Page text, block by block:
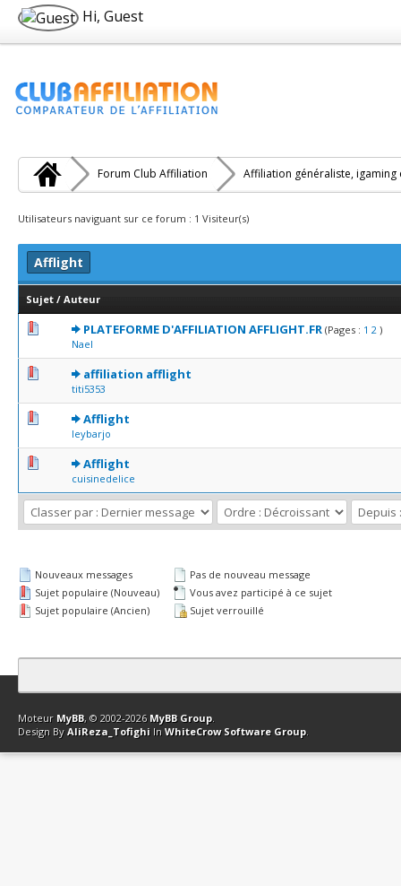
Hi, Guest
Forum Club Affiliation Affiliation généraliste, igaming
Utilisateurs naviguant sur ce forum : 1 Visiteur(s)
Afflight
Sujet / Auteur
PLATEFORME D'AFFILIATION AFFLIGHT.FR (Pages : 1 2 )
Nael
0 Votes - 0 sur 5 en moyenne
12345
affiliation afflight
titi5353
0 Votes - 0 sur 5 en moyenne
1234
Afflight
leybarjo
0 Votes - 0 sur 5 en moyenne
Afflight
cuisinedelice
0 Votes - 0 sur 5 en moyenne
Nouveaux messages
Sujet populaire (Nouveau)
Sujet populaire (Ancien)
Pas de nouveau message
Vous avez participé à ce sujet
Sujet verrouillé
Contact Club Affiliation Retourner en haut Version bas-débit
Moteur MyBB, © 2002-2026 MyBB Group.
Design By AliReza_Tofighi In WhiteCrow Software Group.